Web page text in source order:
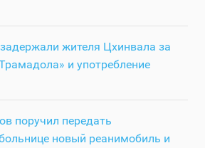
жителя Цхинвала за
и употребление
поручил передать
новый реанимобиль и